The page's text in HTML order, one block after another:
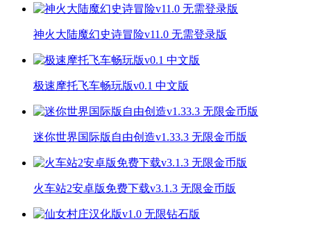
神火大陆魔幻史诗冒险v11.0 无需登录版
极速摩托飞车畅玩版v0.1 中文版
迷你世界国际版自由创造v1.33.3 无限金币版
火车站2安卓版免费下载v3.1.3 无限金币版